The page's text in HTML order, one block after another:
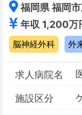
福岡県 福岡
年収 1,200万
脳神経外科 外
求人病院名
施設区分